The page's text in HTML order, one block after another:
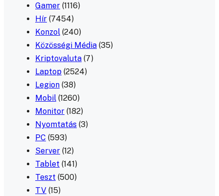
Gamer (1116)
Hír (7454)
Konzol (240)
Közösségi Média (35)
Kriptovaluta (7)
Laptop (2524)
Legion (38)
Mobil (1260)
Monitor (182)
Nyomtatás (3)
PC (593)
Server (12)
Tablet (141)
Teszt (500)
TV (15)